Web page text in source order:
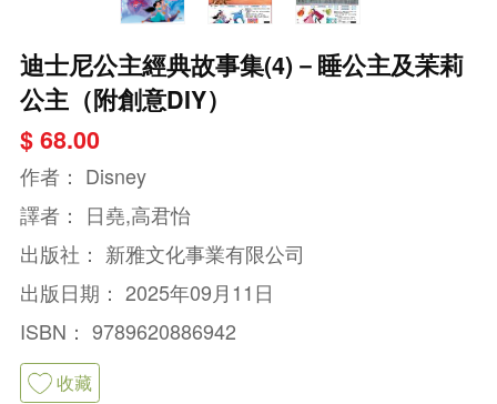
迪士尼公主經典故事集(4)－睡公主及苿莉
公主（附創意DIY）
$ 68.00
作者： Disney
譯者： 日堯,高君怡
出版社： 新雅文化事業有限公司
出版日期： 2025年09月11日
ISBN： 9789620886942
收藏